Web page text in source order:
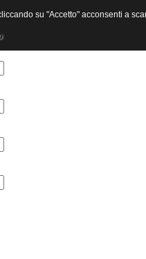
su "Accetto" acconsenti a